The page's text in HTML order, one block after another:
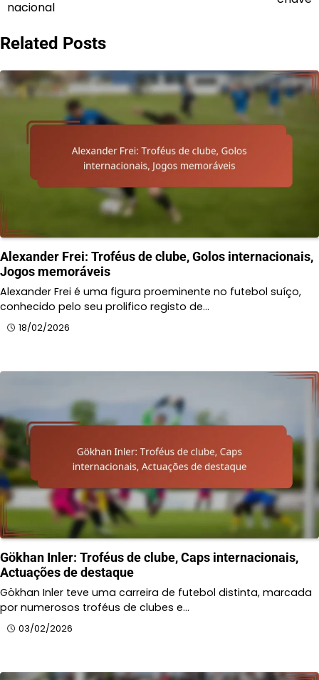
nacional
Related Posts
Alexander Frei: Troféus de clube, Golos internacionais,
Jogos memoráveis
Alexander Frei é uma figura proeminente no futebol suíço,
conhecido pelo seu prolifico registo de…
18/02/2026
Gökhan Inler: Troféus de clube, Caps internacionais,
Actuações de destaque
Gökhan Inler teve uma carreira de futebol distinta, marcada
por numerosos troféus de clubes e…
03/02/2026